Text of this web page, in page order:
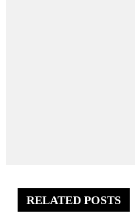
RELATED POSTS